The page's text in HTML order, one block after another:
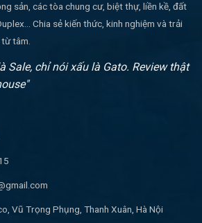
sản, các tòa chung cư, biệt thự, liền kề, đất
Chia sẻ kiến thức, kinh nghiệm và trải
tâm.
Sale, chỉ nói xấu là Gato. Review thật
Vũ Trọng Phụng, Thanh Xuân, Hà Nội